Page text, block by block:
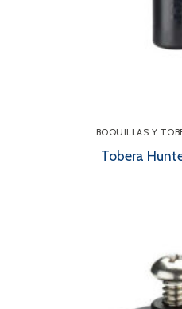
BOQUILLAS Y
Tobera